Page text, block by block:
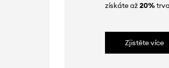
získáte až20%
Zjistěte více